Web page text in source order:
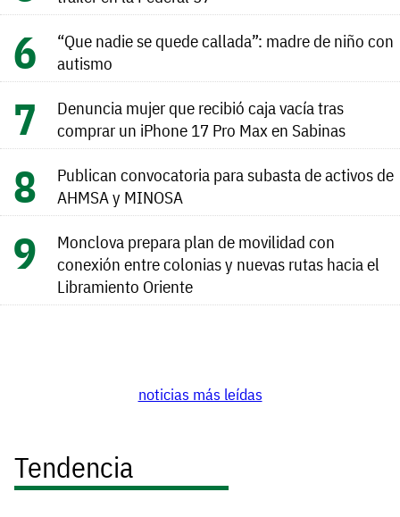
“Que nadie se quede callada”: madre de niño con
autismo
Denuncia mujer que recibió caja vacía tras
comprar un iPhone 17 Pro Max en Sabinas
Publican convocatoria para subasta de activos de
AHMSA y MINOSA
Monclova prepara plan de movilidad con
conexión entre colonias y nuevas rutas hacia el
Libramiento Oriente
noticias más leídas
Tendencia